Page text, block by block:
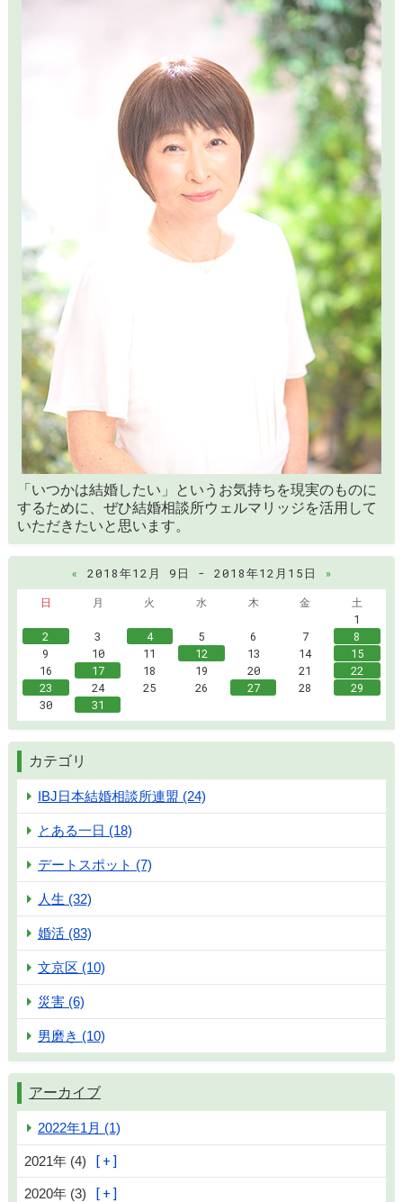
「いつかは結婚したい」というお気持ちを現実のものに
するために、ぜひ結婚相談所ウェルマリッジを活用して
いただきたいと思います。
« 2018年12月 9日 - 2018年12月15日
»
日
月 火 水 木 金
土
1
2
3 4 5 6 7
8
9
10 11 12 13 14
15
16
17 18 19 20 21
22
23
24 25 26 27 28
29
30
31
カテゴリ
IBJ日本結婚相談所連盟 (24)
とある一日 (18)
デートスポット (7)
人生 (32)
婚活 (83)
文京区 (10)
災害 (6)
男磨き (10)
アーカイブ
2022年1月 (1)
2021年 (4)
2020年 (3)